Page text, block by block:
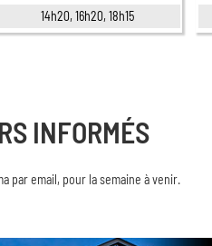
14h20, 16h20, 18h15
INFORMÉS
par email, pour la semaine à venir.